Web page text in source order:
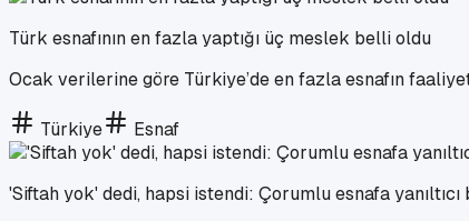
Türk esnafının en fazla yaptığı üç meslek belli oldu
Ocak verilerine göre Türkiye’de en fazla esnafın
Türkiye Esnaf
'Siftah yok' dedi, hapsi istendi: Çorumlu esnafa yanıltıcı